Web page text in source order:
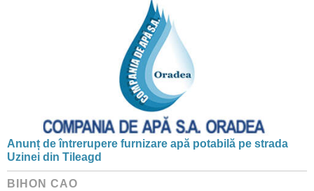
Anunț de întrerupere furnizare apă potabilă pe strada
Uzinei din Tileagd
BIHON CAO